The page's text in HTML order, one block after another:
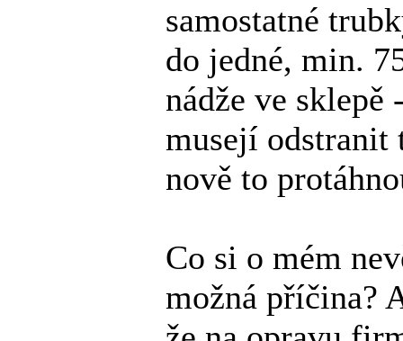
samostatné
do jedné, min.
nádže ve sklepě
musejí odstranit
nově to
Co si o mém
možná příčina?